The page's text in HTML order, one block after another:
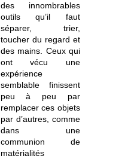
des innombrables
outils qu’il faut
séparer, trier,
toucher du regard et
des mains. Ceux qui
ont vécu une
expérience
semblable finissent
peu à peu par
remplacer ces objets
par d’autres, comme
dans une
communion de
matérialités